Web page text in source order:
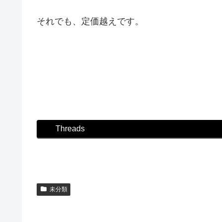
それでも、定価越えです。
Threads
未分類